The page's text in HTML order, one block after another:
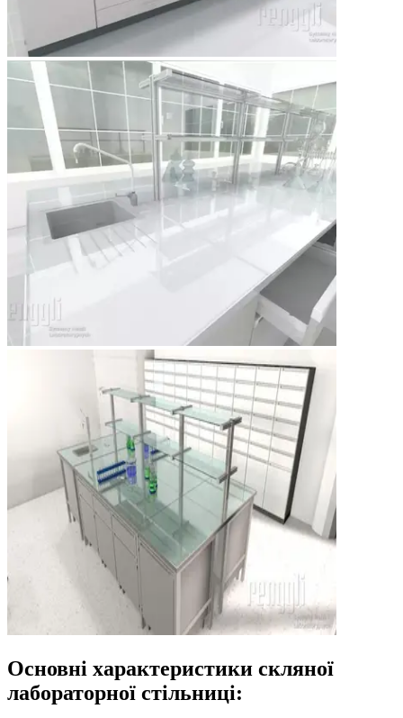
Основні характеристики скляної
лабораторної стільниці: